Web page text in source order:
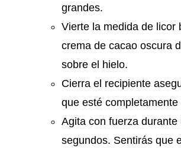
grandes.
Vierte la medida de licor
crema de cacao oscura
sobre el hielo.
Cierra el recipiente
que esté completamente
Agita con fuerza durante
segundos. Sentirás que